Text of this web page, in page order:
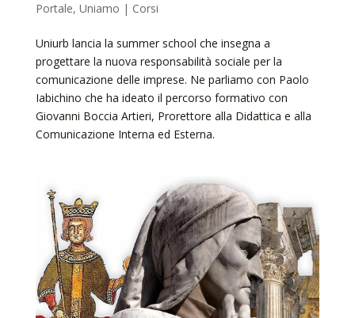
Portale, Uniamo | Corsi
Uniurb lancia la summer school che insegna a
progettare la nuova responsabilità sociale per la
comunicazione delle imprese. Ne parliamo con Paolo
Iabichino che ha ideato il percorso formativo con
Giovanni Boccia Artieri, Prorettore alla Didattica e alla
Comunicazione Interna ed Esterna.